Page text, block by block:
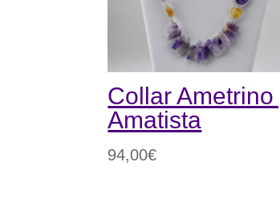
Collar Ametrino
Amatista
94,00€